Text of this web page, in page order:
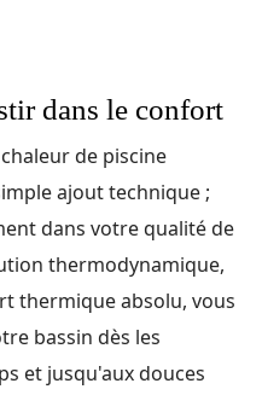
dans le confort
de piscine
ajout technique ;
dans votre qualité de
thermodynamique,
thermique absolu, vous
bassin dès les
et jusqu'aux douces